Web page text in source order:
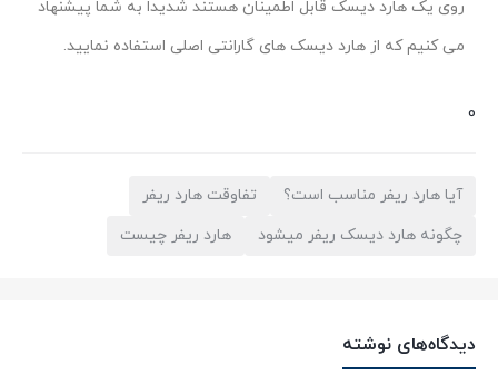
روی یک هارد دیسک قابل اطمینان هستند شدیداً به شما پیشنهاد
می کنیم که از هارد دیسک های گارانتی اصلی استفاده نمایید.
0
آیا هارد ریفر مناسب است؟
تفاوقت هارد ریفر
چگونه هارد دیسک ریفر میشود
هارد ریفر چیست
دیدگاه‌های نوشته